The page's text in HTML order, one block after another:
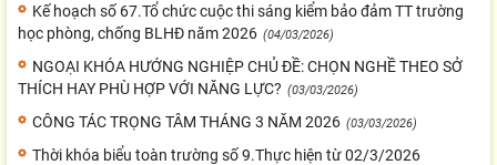
Kế hoạch số 67.Tổ chức cuộc thi sáng kiểm bảo đảm TT trường
học phòng, chống BLHĐ năm 2026 (04/03/2026)
NGOẠI KHÓA HƯỚNG NGHIỆP CHỦ ĐỀ: CHỌN NGHỀ THEO SỞ
THÍCH HAY PHÙ HỢP VỚI NĂNG LỰC? (03/03/2026)
CÔNG TÁC TRỌNG TÂM THÁNG 3 NĂM 2026 (03/03/2026)
Thời khóa biểu toàn trường số 9.Thực hiện từ 02/3/2026